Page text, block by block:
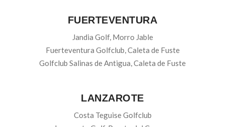
FUERTEVENTURA
Jandia Golf, Morro Jable
Fuerteventura Golfclub, Caleta de Fuste
Golfclub Salinas de Antigua, Caleta de Fuste
LANZAROTE
Costa Teguise Golfclub